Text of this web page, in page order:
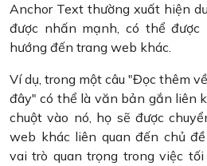
Anchor Text thường xuất hiện
được nhấn mạnh, có thể được
hướng đến trang web khác.
Ví dụ, trong một câu "Đọc thêm
đây" có thể là văn bản gắn liên
chuột vào nó, họ sẽ được
web khác liên quan đến chủ
vai trò quan trọng trong việc tối